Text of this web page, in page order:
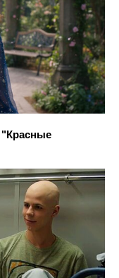
"Красные